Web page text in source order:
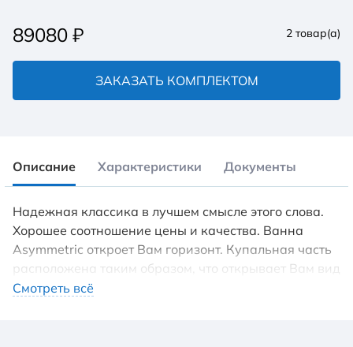
ЗАКАЗАТЬ КОМПЛЕКТОМ
2 товар(а)
89080 ₽
Описание Характеристики Документы
Надежная классика в лучшем смысле этого слова.
Хорошее соотношение цены и качества. Ванна
Asymmetric откроет Вам горизонт. Купальная часть
расположена таким образом, что открывает Вам вид
на ванную комнату. Популярная форма подойдет
Смотреть всё